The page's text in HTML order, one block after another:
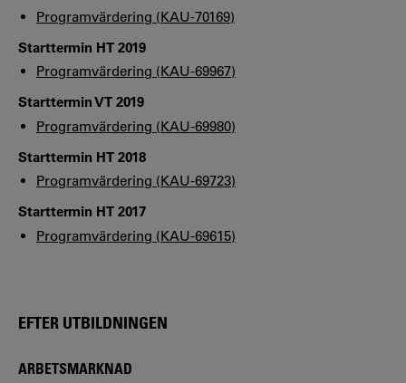
Programvärdering (KAU-70169)
Starttermin HT 2019
Programvärdering (KAU-69967)
Starttermin VT 2019
Programvärdering (KAU-69980)
Starttermin HT 2018
Programvärdering (KAU-69723)
Starttermin HT 2017
Programvärdering (KAU-69615)
EFTER UTBILDNINGEN
ARBETSMARKNAD